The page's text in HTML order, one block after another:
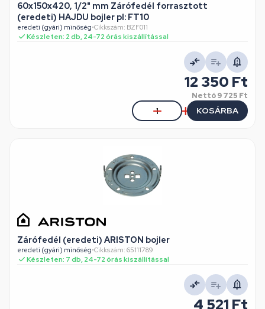
60x150x420, 1/2" mm Zárófedél forrasztott
(eredeti) HAJDU bojler pl: FT10
eredeti (gyári) minőség•Cikkszám: BZF011
Készleten: 2 db, 24-72 órás kiszállítással
12 350 Ft
Nettó9 725 Ft
KOSÁRBA
Zárófedél (eredeti) ARISTON bojler
eredeti (gyári) minőség•Cikkszám: 65111789
Készleten: 7 db, 24-72 órás kiszállítással
4 521 Ft